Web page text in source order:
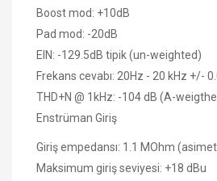
Boost mod: +10dB
Pad mod: -20dB
EIN: -129.5dB tipik (un-weighted)
Frekans cevabı: 20Hz - 20 kHz +/-
THD+N @ 1kHz: -104 dB (A-
Enstrüman Giriş
Giriş empedansı: 1.1 MOhm
Maksimum giriş seviyesi: +18 dBu